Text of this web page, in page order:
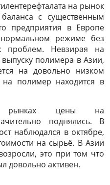
на рынок
с существенным
предприятия в Европе
режиме без
проблем. Невзирая на
полимера в Азии,
на довольно низком
полимер находится в
рынках цены на
поднялись. В
наблюдался в октябре,
на сырьё. В Азии
это при том что
довольно активен.